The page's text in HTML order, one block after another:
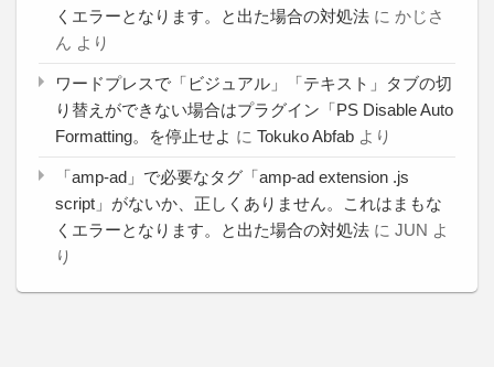
くエラーとなります。と出た場合の対処法 に かじさ
ん より
ワードプレスで「ビジュアル」「テキスト」タブの切
り替えができない場合はプラグイン「PS Disable Auto
Formatting。を停止せよ に Tokuko Abfab より
「amp-ad」で必要なタグ「amp-ad extension .js
script」がないか、正しくありません。これはまもな
くエラーとなります。と出た場合の対処法 に JUN よ
り